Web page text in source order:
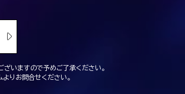
ざいますので予めご了承ください。
りお問合せください。